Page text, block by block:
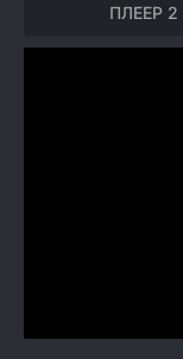
ПЛЕЕР 2